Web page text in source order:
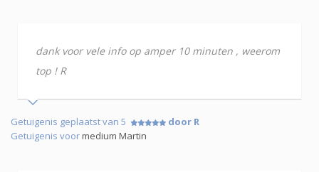
dank voor vele info op amper 10 minuten , weerom
top ! R
Getuigenis geplaatst van 5
door R
Getuigenis voormedium Martin